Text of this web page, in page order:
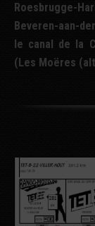
Roesbrugge-
Beveren-aan-
le canal de la
(Les Moëres